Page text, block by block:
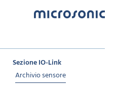
Sezione IO-Link
Archivio sensore